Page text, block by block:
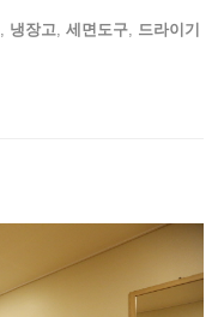
, 냉장고, 세면도구, 드라이기